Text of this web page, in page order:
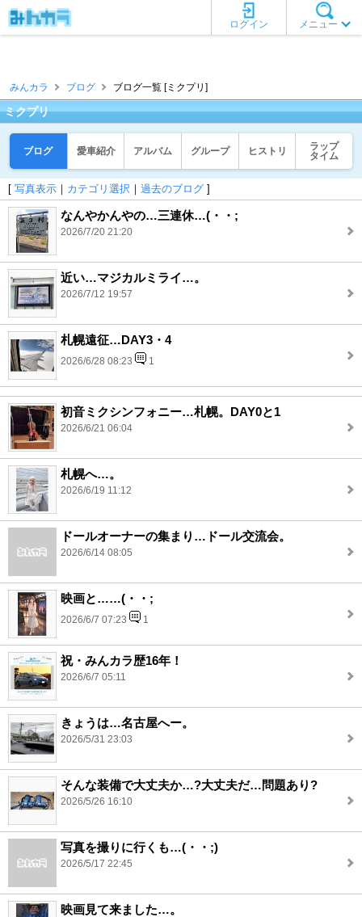
メニュー
ログイン
みんカラ ブログ ブログ一覧 [ミクプリ]
ミクプリ
ブログ 愛車紹介 アルバム グループ ヒストリ
ラップ
タイム
[ 写真表示 ｜ カテゴリ選択 ｜ 過去のブログ ]
なんやかんやの…三連休…(・・;
2026/7/20 21:20
近い…マジカルミライ…。
2026/7/12 19:57
札幌遠征…DAY3・4
2026/6/28 08:23 1
初音ミクシンフォニー…札幌。DAY0と1
2026/6/21 06:04
札幌へ…。
2026/6/19 11:12
ドールオーナーの集まり…ドール交流会。
2026/6/14 08:05
映画と……(・・;
2026/6/7 07:23 1
祝・みんカラ歴16年！
2026/6/7 05:11
きょうは…名古屋へー。
2026/5/31 23:03
そんな装備で大丈夫か…?大丈夫だ…問題あり?
2026/5/26 16:10
写真を撮りに行くも…(・・;)
2026/5/17 22:45
映画見て来ました…。